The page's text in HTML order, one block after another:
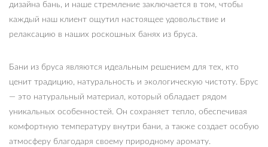
дизайна бань, и наше стремление заключается в том, чтобы
каждый наш клиент ощутил настоящее удовольствие и
релаксацию в наших роскошных банях из бруса.
Бани из бруса являются идеальным решением для тех, кто
ценит традицию, натуральность и экологическую чистоту. Брус
— это натуральный материал, который обладает рядом
уникальных особенностей. Он сохраняет тепло, обеспечивая
комфортную температуру внутри бани, а также создает особую
атмосферу благодаря своему природному аромату.